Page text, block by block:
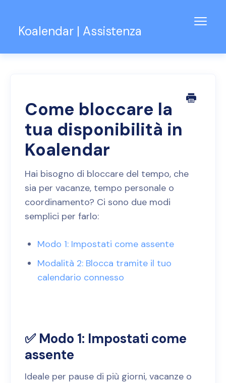
Koalendar | Assistenza
Contatti
Come bloccare la
tua disponibilità in
Koalendar
Hai bisogno di bloccare del tempo, che
sia per vacanze, tempo personale o
coordinamento? Ci sono due modi
semplici per farlo:
Modo 1: Impostati come assente
Modalità 2: Blocca tramite il tuo
calendario connesso
✅ Modo 1: Impostati come
assente
Ideale per pause di più giorni, vacanze o